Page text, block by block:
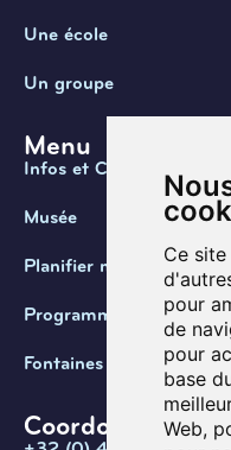
Ce
pour
de
pour
base
Web,
Une école
Un groupe
Menu
Infos et Contact
Musée
Planifier ma visite
Programmation
Fontaines de Belgique
Coordonnées